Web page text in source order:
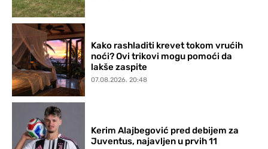
Kako rashladiti krevet tokom vrućih
noći? Ovi trikovi mogu pomoći da
lakše zaspite
07.08.2026. 20:48
Kerim Alajbegović pred debijem za
Juventus, najavljen u prvih 11